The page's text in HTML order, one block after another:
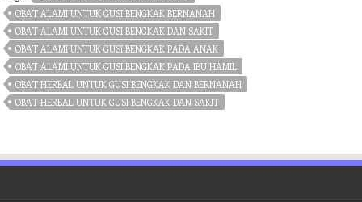
OBAT ALAMI UNTUK GUSI BENGKAK BERNANAH
OBAT ALAMI UNTUK GUSI BENGKAK DAN SAKIT
OBAT ALAMI UNTUK GUSI BENGKAK PADA ANAK
OBAT ALAMI UNTUK GUSI BENGKAK PADA IBU HAMIL
OBAT HERBAL UNTUK GUSI BENGKAK DAN BERNANAH
OBAT HERBAL UNTUK GUSI BENGKAK DAN SAKIT